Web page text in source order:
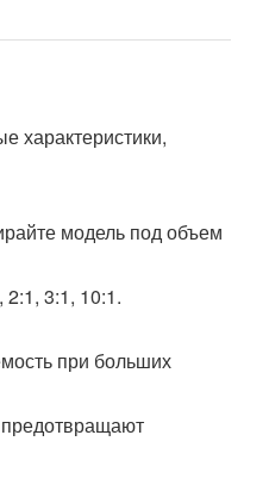
характеристики,
модель под объем
3:1, 10:1.
при больших